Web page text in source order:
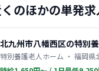
のほかの単発
北九州市八幡西区の特別
特別養護老人ホーム ・ 福岡県